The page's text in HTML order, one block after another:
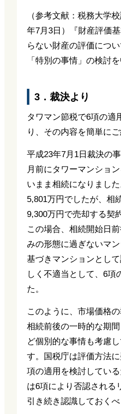
（参考文献：税務大学
年7月3日）『財産評価
らない財産の評価につ
「特別の事情」の検討
3．裁決より
タワマン節税で6項の適
り、その内容を簡単にご
平成23年7月1日裁決の
月前にタワーマンショ
いまま相続になりまし
5,801万円でしたが、相
9,300万円で売却する契
この場合、相続開始日
みの形態に過ぎないマ
基づきマンションとし
しく不適当として、6項
た。
このように、市場価格
相続前後の一時的な期
ど個別的な事情も考慮
す。国税庁は評価方法
項の適用を検討してい
は6項により否認される
引き続き認識しておくべ